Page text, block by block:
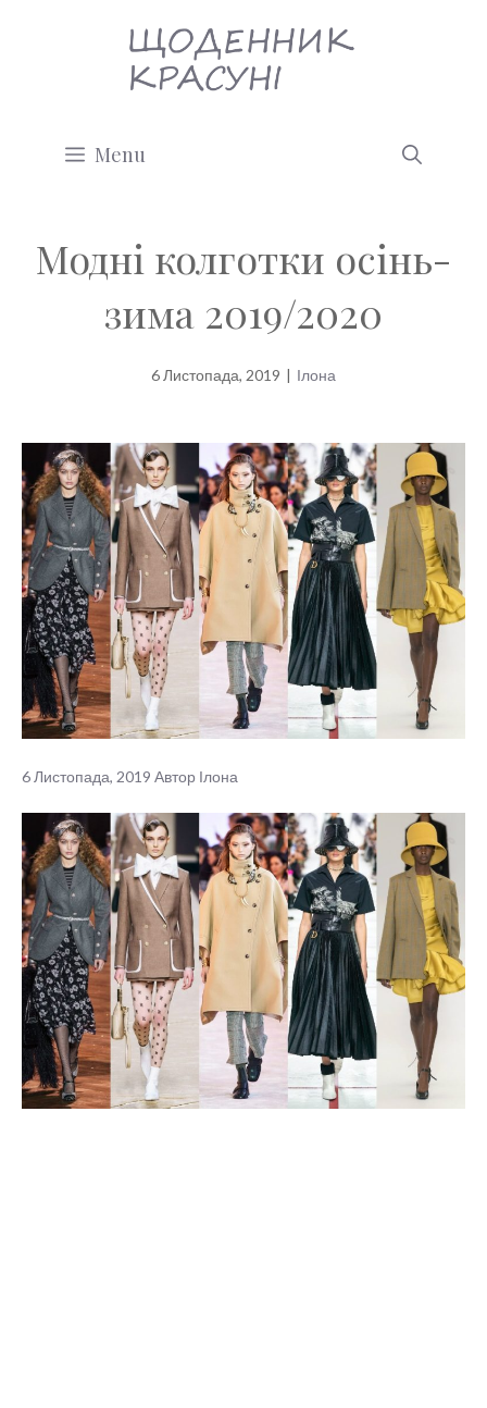
Menu
Модні колготки осінь-
зима 2019/2020
6 Листопада, 2019 | Ілона
6 Листопада, 2019 Автор Ілона